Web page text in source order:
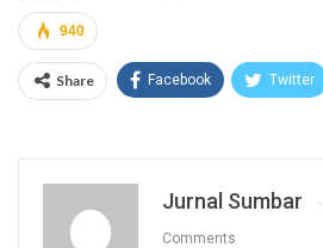
940
Share Facebook Twitter
Jurnal Sumbar
Comments